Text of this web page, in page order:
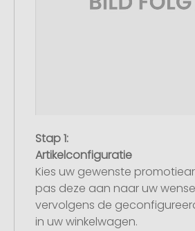
Stap 1:
Artikelconfiguratie
Kies uw gewenste
pas deze aan naar uw
vervolgens de
in uw winkelwagen.